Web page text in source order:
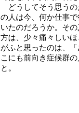
どうしてそう思うの
の人は今、何か仕事
いたのだろうか。そ
方は、少々痛々しい
がふと思ったのは、
こにも前向き症候群
と。